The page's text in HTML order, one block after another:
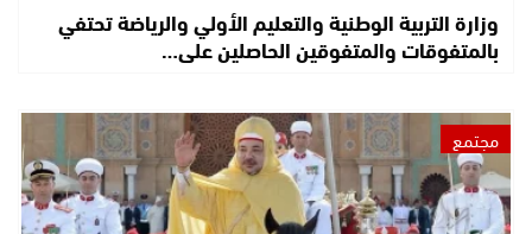
وزارة التربية الوطنية والتعليم الأولي والرياضة تحتفي
بالمتفوقات والمتفوقين الحاصلين على…
مجتمع